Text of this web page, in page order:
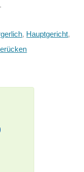
, Hauptgericht,